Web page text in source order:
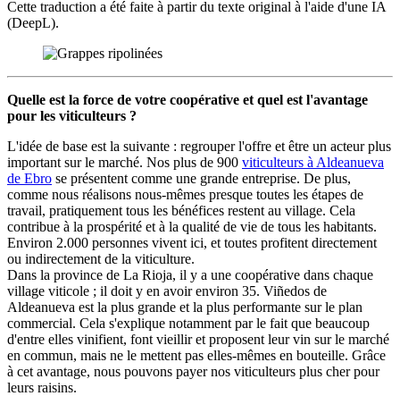
Cette traduction a été faite à partir du texte original à l'aide d'une IA
(DeepL).
Quelle est la force de votre coopérative et quel est l'avantage
pour les viticulteurs ?
L'idée de base est la suivante : regrouper l'offre et être un acteur plus
important sur le marché. Nos plus de 900 viticulteurs à Aldeanueva
de Ebro se présentent comme une grande entreprise. De plus,
comme nous réalisons nous-mêmes presque toutes les étapes de
travail, pratiquement tous les bénéfices restent au village. Cela
contribue à la prospérité et à la qualité de vie de tous les habitants.
Environ 2.000 personnes vivent ici, et toutes profitent directement
ou indirectement de la viticulture.
Dans la province de La Rioja, il y a une coopérative dans chaque
village viticole ; il doit y en avoir environ 35. Viñedos de
Aldeanueva est la plus grande et la plus performante sur le plan
commercial. Cela s'explique notamment par le fait que beaucoup
d'entre elles vinifient, font vieillir et proposent leur vin sur le marché
en commun, mais ne le mettent pas elles-mêmes en bouteille. Grâce
à cet avantage, nous pouvons payer nos viticulteurs plus cher pour
leurs raisins.